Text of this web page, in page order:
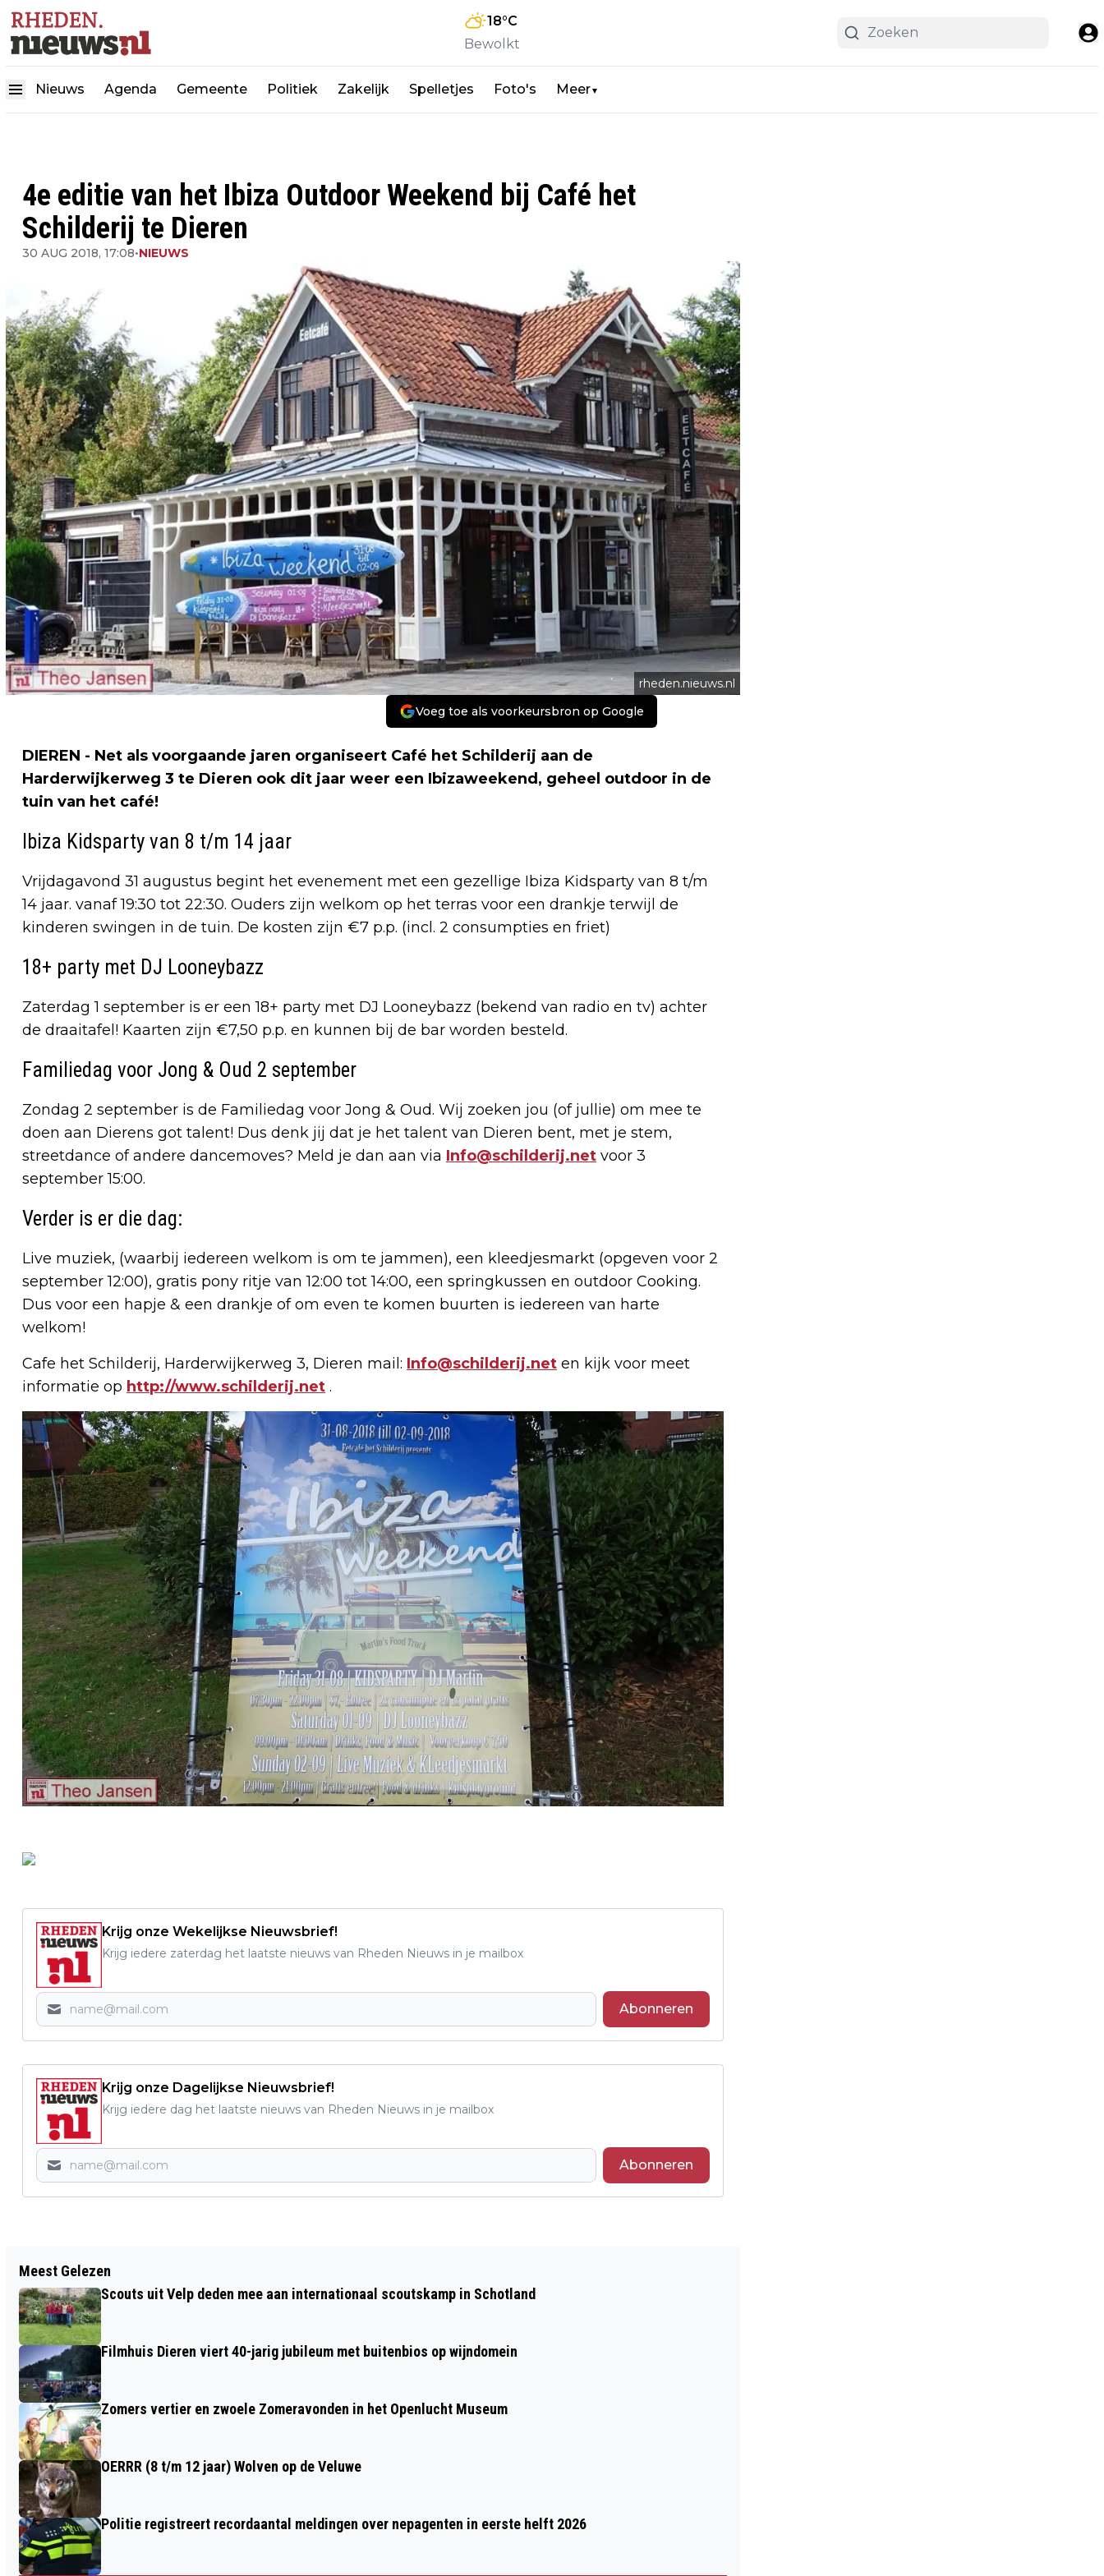
18°C
Bewolkt
Nieuws Agenda Gemeente Politiek Zakelijk Spelletjes Foto's Meer▼
4e editie van het Ibiza Outdoor Weekend bij Café het
Schilderij te Dieren
30 AUG 2018, 17:08•NIEUWS
rheden.nieuws.nl
Voeg toe als voorkeursbron op Google
DIEREN - Net als voorgaande jaren organiseert Café het Schilderij aan de
Harderwijkerweg 3 te Dieren ook dit jaar weer een Ibizaweekend, geheel outdoor in de
tuin van het café!
Ibiza Kidsparty van 8 t/m 14 jaar
Vrijdagavond 31 augustus begint het evenement met een gezellige Ibiza Kidsparty van 8 t/m
14 jaar. vanaf 19:30 tot 22:30. Ouders zijn welkom op het terras voor een drankje terwijl de
kinderen swingen in de tuin. De kosten zijn €7 p.p. (incl. 2 consumpties en friet)
18+ party met DJ Looneybazz
Zaterdag 1 september is er een 18+ party met DJ Looneybazz (bekend van radio en tv) achter
de draaitafel! Kaarten zijn €7,50 p.p. en kunnen bij de bar worden besteld.
Familiedag voor Jong & Oud 2 september
Zondag 2 september is de Familiedag voor Jong & Oud. Wij zoeken jou (of jullie) om mee te
doen aan Dierens got talent! Dus denk jij dat je het talent van Dieren bent, met je stem,
streetdance of andere dancemoves? Meld je dan aan via Info@schilderij.net voor 3
september 15:00.
Verder is er die dag:
Live muziek, (waarbij iedereen welkom is om te jammen), een kleedjesmarkt (opgeven voor 2
september 12:00), gratis pony ritje van 12:00 tot 14:00, een springkussen en outdoor Cooking.
Dus voor een hapje & een drankje of om even te komen buurten is iedereen van harte
welkom!
Cafe het Schilderij, Harderwijkerweg 3, Dieren mail: Info@schilderij.net en kijk voor meet
informatie op http://www.schilderij.net .
Krijg onze Wekelijkse Nieuwsbrief!
Krijg iedere zaterdag het laatste nieuws van Rheden Nieuws in je mailbox
Abonneren
Krijg onze Dagelijkse Nieuwsbrief!
Krijg iedere dag het laatste nieuws van Rheden Nieuws in je mailbox
Abonneren
NIEUWE ZWEMBAD VAN VELP KRIJGT
TOCH EEN TWEEDE BAD
VEELBELOVENDE CAROLINAFESTIVAL?
Meest Gelezen
Scouts uit Velp deden mee aan internationaal scoutskamp in Schotland
Filmhuis Dieren viert 40-jarig jubileum met buitenbios op wijndomein
Zomers vertier en zwoele Zomeravonden in het Openlucht Museum
OERRR (8 t/m 12 jaar) Wolven op de Veluwe
Politie registreert recordaantal meldingen over nepagenten in eerste helft 2026